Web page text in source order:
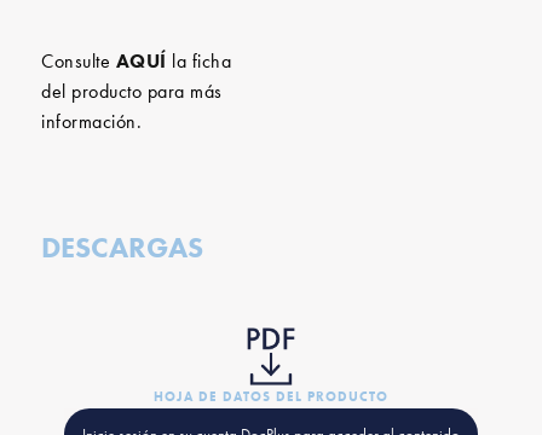
Consulte AQUÍ la ficha
del producto para más
información.
DESCARGAS
HOJA DE DATOS DEL PRODUCTO